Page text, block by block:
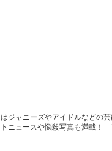
ジャニーズやアイドルなどの
ニュースや悩殺写真も満載！